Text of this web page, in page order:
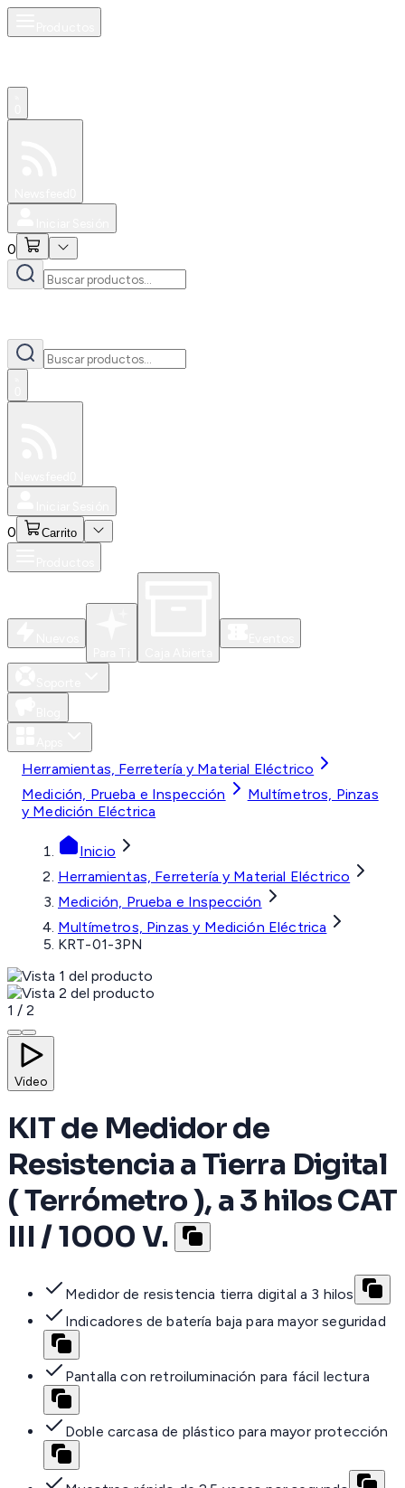
0
0 Carrito
Herramientas, Ferretería y Material Eléctrico
Medición, Prueba e Inspección
Multímetros, Pinzas
y Medición Eléctrica
Inicio
Herramientas, Ferretería y Material Eléctrico
Medición, Prueba e Inspección
Multímetros, Pinzas y Medición Eléctrica
KRT-01-3PN
1 / 2
Video
KIT de Medidor de
Resistencia a Tierra Digital
( Terrómetro ), a 3 hilos CAT
III / 1000 V.
Medidor de resistencia tierra digital a 3 hilos
Indicadores de batería baja para mayor seguridad
Pantalla con retroiluminación para fácil lectura
Doble carcasa de plástico para mayor protección